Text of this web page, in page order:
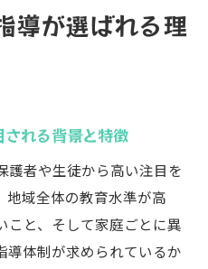
指す保護者へ
別指導の指導法とは
る個別指導の活用術
個別指導の選定基準
導が選ばれる理
れる背景と特徴
護者や生徒から高い注目を
地域全体の教育水準が高
こと、そして家庭ごとに異
導体制が求められているか